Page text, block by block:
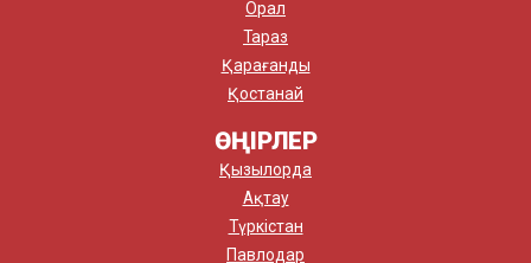
Орал
Тараз
Қарағанды
Қостанай
ӨҢІРЛЕР
Қызылорда
Ақтау
Түркістан
Павлодар